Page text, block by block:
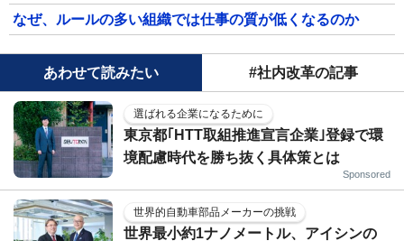
なぜ、ルールの多い組織では仕事の質が低くなるのか
あわせて読みたい #社内改革の記事
選ばれる企業になるために
東京都｢HTT取組推進宣言企業｣登録で環
境配慮時代を勝ち抜く具体策とは
Sponsored
世界的自動車部品メーカーの挑戦
世界最小約1ナノメートル、アイシンの